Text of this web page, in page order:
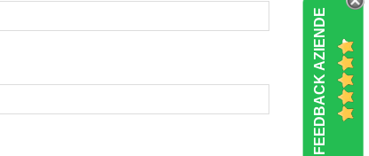
FEEDBACK AZIENDE